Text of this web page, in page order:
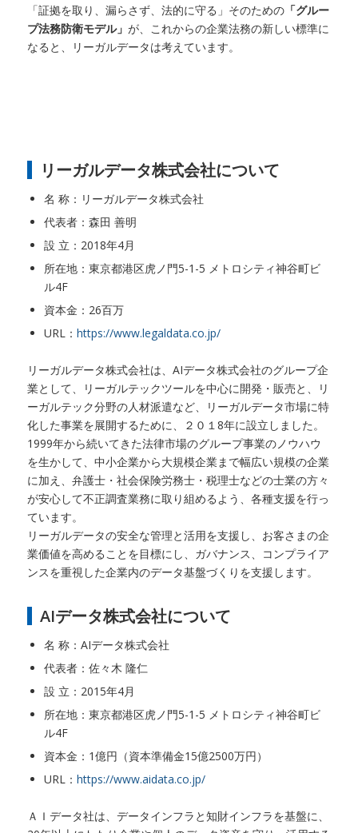
「証拠を取り、漏らさず、法的に守る」そのための「グルー
プ法務防衛モデル」 が、これからの企業法務の新しい標準に
なると、リーガルデータは考えています。
リーガルデータ株式会社について
名 称：リーガルデータ株式会社
代表者：森田 善明
設 立：2018年4月
所在地：東京都港区虎ノ門5-1-5 メトロシティ神谷町ビ
ル4F
資本金：26百万
URL： https://www.legaldata.co.jp/
リーガルデータ株式会社は、AIデータ株式会社のグループ企
業として、リーガルテックツールを中心に開発・販売と、リ
ーガルテック分野の人材派遣など、リーガルデータ市場に特
化した事業を展開するために、２０１8年に設立しました。
1999年から続いてきた法律市場のグループ事業のノウハウ
を生かして、中小企業から大規模企業まで幅広い規模の企業
に加え、弁護士・社会保険労務士・税理士などの士業の方々
が安心して不正調査業務に取り組めるよう、各種支援を行っ
ています。
リーガルデータの安全な管理と活用を支援し、お客さまの企
業価値を高めることを目標にし、ガバナンス、コンプライア
ンスを重視した企業内のデータ基盤づくりを支援します。
AIデータ株式会社について
名 称：AIデータ株式会社
代表者：佐々木 隆仁
設 立：2015年4月
所在地：東京都港区虎ノ門5-1-5 メトロシティ神谷町ビ
ル4F
資本金：1億円（資本準備金15億2500万円）
URL： https://www.aidata.co.jp/
ＡＩデータ社は、データインフラと知財インフラを基盤に、